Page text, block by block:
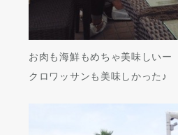
お肉も海鮮もめちゃ美味しいー
クロワッサンも美味しかった♪